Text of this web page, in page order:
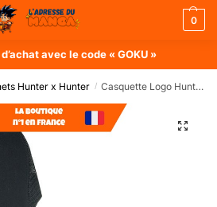
0
avec le code « GOKU »
Hunter x Hunter / Casquette Logo Hunter x Hunter